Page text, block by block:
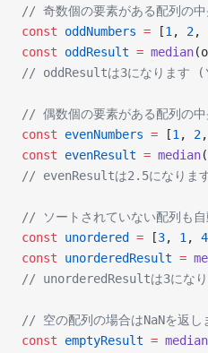
// 奇数個の要素がある配列の中
const oddNumbers = [1 , 2,
const oddResult = median
// oddResultは3になります
// 偶数個の要素がある配列の中
const evenNumbers = [1 , 2,
const evenResult = median
// evenResultは2.5になり
// ソートされていない配列も自
const unordered = [3, 1 , 4
const unorderedResult =
// unorderedResultは3にな
// 空の配列の場合はNaNを返し
const emptyResult = median